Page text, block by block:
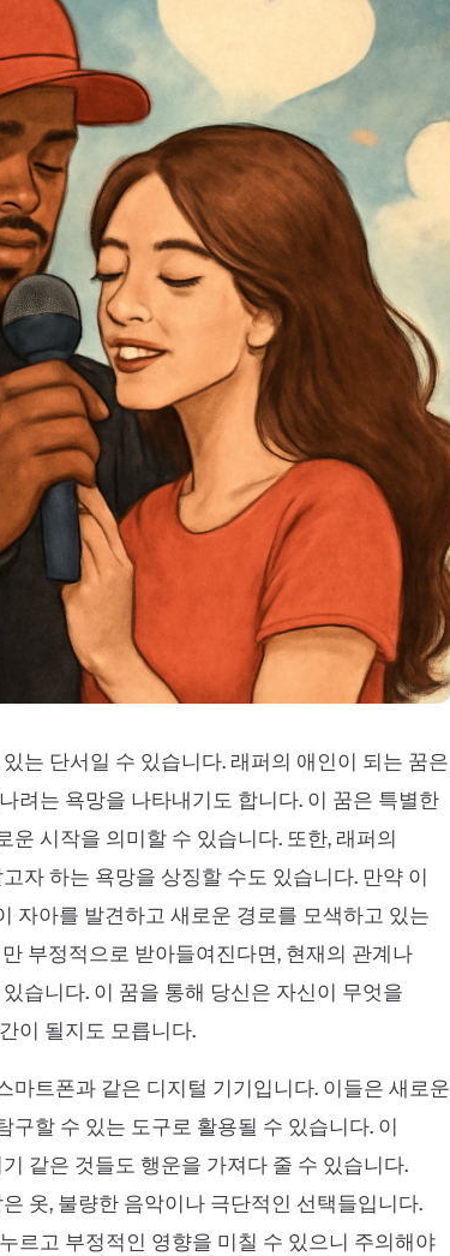
는 단서일 수 있습니다. 래퍼의 애인이 되는 꿈은
려는 욕망을 나타내기도 합니다. 이 꿈은 특별한
시작을 의미할 수 있습니다. 또한, 래퍼의
자 하는 욕망을 상징할 수도 있습니다. 만약 이
자아를 발견하고 새로운 경로를 모색하고 있는
부정적으로 받아들여진다면, 현재의 관계나
습니다. 이 꿈을 통해 당신은 자신이 무엇을
이 될지도 모릅니다.
마트폰과 같은 디지털 기기입니다. 이들은 새로운
할 수 있는 도구로 활용될 수 있습니다. 이
같은 것들도 행운을 가져다 줄 수 있습니다.
옷, 불량한 음악이나 극단적인 선택들입니다.
르고 부정적인 영향을 미칠 수 있으니 주의해야